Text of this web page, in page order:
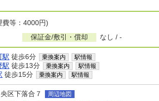
等：4000円)
保証金/敷引・償却 なし / -
駅 徒歩6分 乗換案内 駅情報
駅 徒歩13分 乗換案内 駅情報
徒歩15分 乗換案内 駅情報
区下落合７
周辺地図